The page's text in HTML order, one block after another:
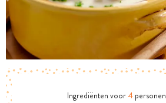
Ingrediënten voor 4 personen